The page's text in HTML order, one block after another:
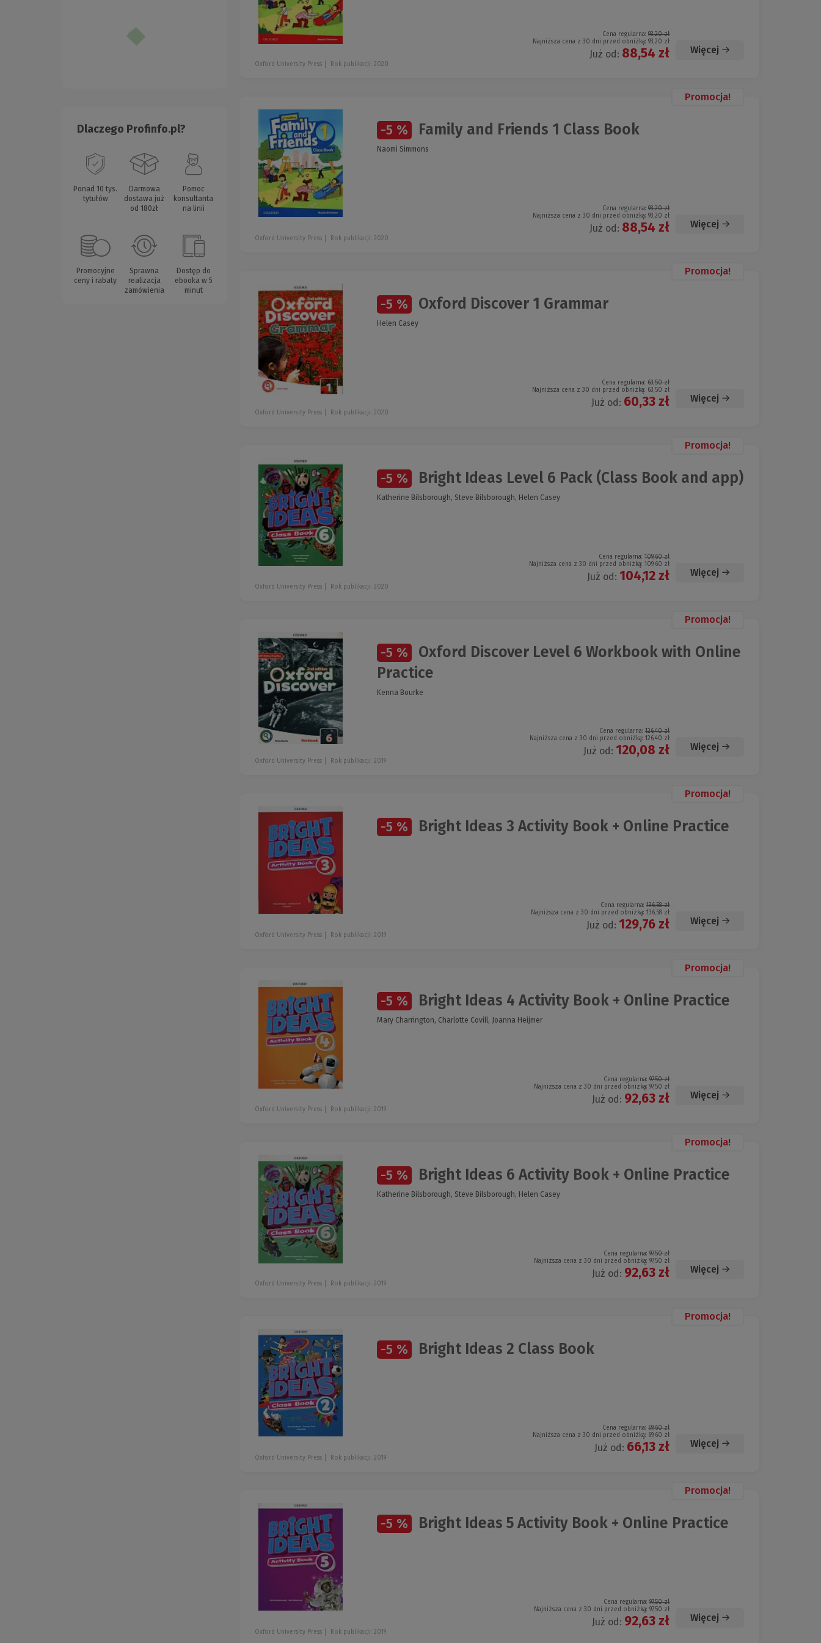
Dlaczego Profinfo.pl?
Ponad 10 tys.
tytułów
Darmowa
dostawa już
od 180zł
Pomoc
konsultanta
na linii
Promocyjne
ceny i rabaty
Sprawna
realizacja
zamówienia
Dostęp do
ebooka w 5
minut
Cena regularna: 93,20 zł
Najniższa cena z 30 dni przed obniżką: 93,20 zł
Już od: 88,54 zł Więcej
Oxford University Press Rok publikacji: 2020
Promocja!
-5 % Family and Friends 1 Class Book
Naomi Simmons
Cena regularna: 93,20 zł
Najniższa cena z 30 dni przed obniżką: 93,20 zł
Już od: 88,54 zł Więcej
Oxford University Press Rok publikacji: 2020
Promocja!
-5 % Oxford Discover 1 Grammar
Helen Casey
Cena regularna: 63,50 zł
Najniższa cena z 30 dni przed obniżką: 63,50 zł
Już od: 60,33 zł Więcej
Oxford University Press Rok publikacji: 2020
Promocja!
-5 % Bright Ideas Level 6 Pack (Class Book and app)
Katherine Bilsborough, Steve Bilsborough, Helen Casey
Cena regularna: 109,60 zł
Najniższa cena z 30 dni przed obniżką: 109,60 zł
Już od: 104,12 zł Więcej
Oxford University Press Rok publikacji: 2020
Promocja!
-5 %
Oxford Discover Level 6 Workbook with Online
Practice
Kenna Bourke
Cena regularna: 126,40 zł
Najniższa cena z 30 dni przed obniżką: 126,40 zł
Już od: 120,08 zł Więcej
Oxford University Press Rok publikacji: 2019
Promocja!
-5 % Bright Ideas 3 Activity Book + Online Practice
Cena regularna: 136,58 zł
Najniższa cena z 30 dni przed obniżką: 136,58 zł
Już od: 129,76 zł Więcej
Oxford University Press Rok publikacji: 2019
Promocja!
-5 % Bright Ideas 4 Activity Book + Online Practice
Mary Charrington, Charlotte Covill, Joanna Heijmer
Cena regularna: 97,50 zł
Najniższa cena z 30 dni przed obniżką: 97,50 zł
Już od: 92,63 zł Więcej
Oxford University Press Rok publikacji: 2019
Promocja!
-5 % Bright Ideas 6 Activity Book + Online Practice
Katherine Bilsborough, Steve Bilsborough, Helen Casey
Cena regularna: 97,50 zł
Najniższa cena z 30 dni przed obniżką: 97,50 zł
Już od: 92,63 zł Więcej
Oxford University Press Rok publikacji: 2019
Promocja!
-5 % Bright Ideas 2 Class Book
Cena regularna: 69,60 zł
Najniższa cena z 30 dni przed obniżką: 69,60 zł
Już od: 66,13 zł Więcej
Oxford University Press Rok publikacji: 2019
Promocja!
-5 % Bright Ideas 5 Activity Book + Online Practice
Cena regularna: 97,50 zł
Najniższa cena z 30 dni przed obniżką: 97,50 zł
Już od: 92,63 zł Więcej
Oxford University Press Rok publikacji: 2019